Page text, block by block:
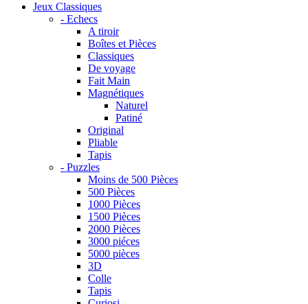
Jeux Classiques
- Echecs
A tiroir
Boîtes et Pièces
Classiques
De voyage
Fait Main
Magnétiques
Naturel
Patiné
Original
Pliable
Tapis
- Puzzles
Moins de 500 Pièces
500 Pièces
1000 Pièces
1500 Pièces
2000 Pièces
3000 piéces
5000 pièces
3D
Colle
Tapis